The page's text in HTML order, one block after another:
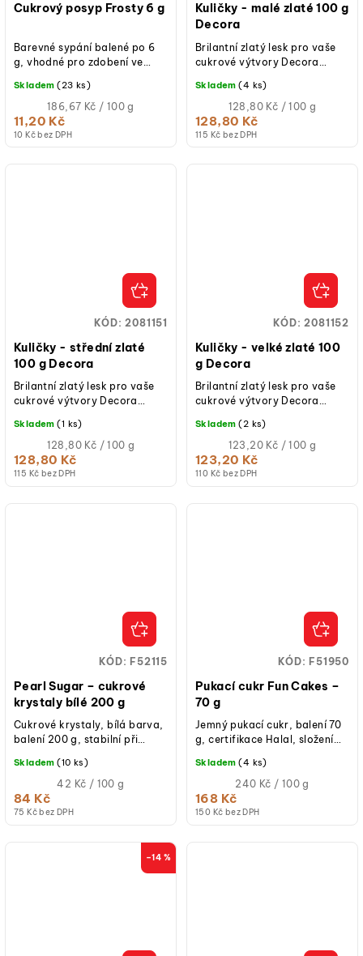
Cukrový posyp Frosty 6 g
10 Kč bez DPH
11,20 Kč
Měrná
cena:
186,67 Kč / 100 g
Skladem (23 ks)
Barevné sypání balené po 6
g, vhodné pro zdobení ve
objednání konkrétní barvy je...
Kuličky - malé zlaté 100 g
Decora
115 Kč bez DPH
128,80 Kč
Měrná
cena:
128,80 Kč / 100 g
Skladem (4 ks)
Brilantní zlatý lesk pro vaše
cukrové výtvory Decora
zlaté, ideální pro snadné a
efektní...
Kuličky - střední zlaté
100 g Decora
115 Kč bez DPH
128,80 Kč
Měrná
cena:
128,80 Kč / 100 g
Skladem (1 ks)
Brilantní zlatý lesk pro vaše
cukrové výtvory Decora
zlaté, ideální pro snadné a
efektní...
KÓD:2081151
Kuličky - velké zlaté 100
g Decora
110 Kč bez DPH
123,20 Kč
Měrná
cena:
123,20 Kč / 100 g
Skladem (2 ks)
Brilantní zlatý lesk pro vaše
cukrové výtvory Decora
zlaté, ideální pro snadné a
efektní...
KÓD:2081152
Pearl Sugar – cukrové
krystaly bílé 200 g
75 Kč bez DPH
84 Kč
Měrná
42 Kč / 100 g
Skladem (10 ks)
Cukrové krystaly, bílá barva,
balení 200 g, stabilní při
vhodné do těsta i na povrch
KÓD: F52115
Pukací cukr Fun Cakes –
70 g
150 Kč bez DPH
168 Kč
Měrná
cena:
240 Kč / 100 g
Skladem (4 ks)
Jemný pukací cukr, balení 70
g, certifikace Halal, složení
vegetariány, určeno k
dekoraci...
KÓD: F51950
–14 %